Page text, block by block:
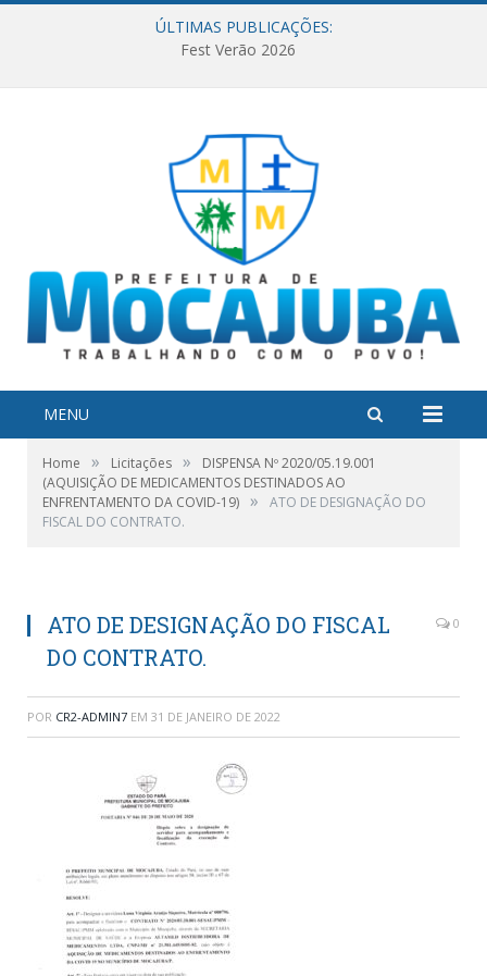
ÚLTIMAS PUBLICAÇÕES:
Fest Verão 2026
MENU
Home » Licitações »
DISPENSA Nº 2020/05.19.001
(AQUISIÇÃO DE MEDICAMENTOS DESTINADOS AO
ENFRENTAMENTO DA COVID-19) »
ATO DE DESIGNAÇÃO DO
FISCAL DO CONTRATO.
ATO DE DESIGNAÇÃO DO FISCAL
DO CONTRATO.
0
POR CR2-ADMIN7 EM 31 DE JANEIRO DE 2022